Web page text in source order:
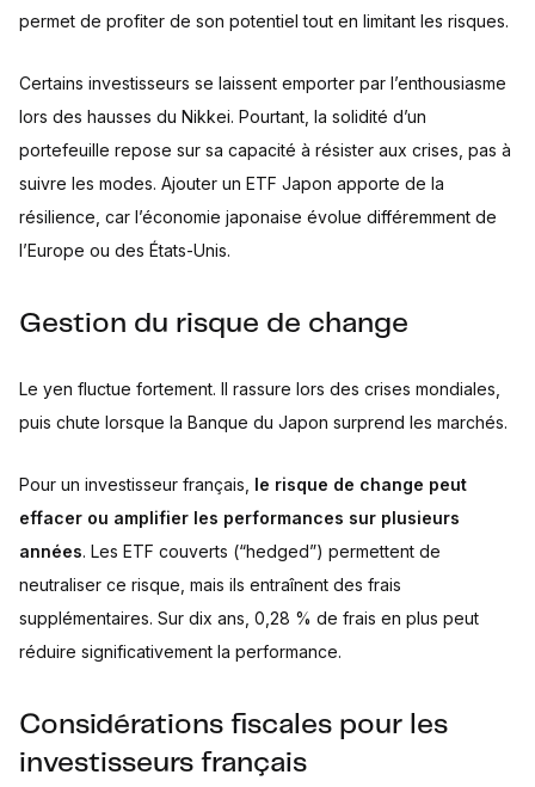
permet de profiter de son potentiel tout en limitant les risques.
Certains investisseurs se laissent emporter par l’enthousiasme
lors des hausses du Nikkei. Pourtant, la solidité d’un
portefeuille repose sur sa capacité à résister aux crises, pas à
suivre les modes. Ajouter un ETF Japon apporte de la
résilience, car l’économie japonaise évolue différemment de
l’Europe ou des États-Unis.
Gestion du risque de change
Le yen fluctue fortement. Il rassure lors des crises mondiales,
puis chute lorsque la Banque du Japon surprend les marchés.
Pour un investisseur français, le risque de change peut
effacer ou amplifier les performances sur plusieurs
années. Les ETF couverts (“hedged”) permettent de
neutraliser ce risque, mais ils entraînent des frais
supplémentaires. Sur dix ans, 0,28 % de frais en plus peut
réduire significativement la performance.
Considérations fiscales pour les
investisseurs français